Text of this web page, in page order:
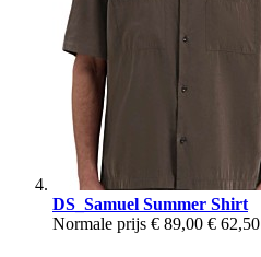
DS_Samuel Summer Shirt
Normale prijs € 89,00 € 62,50